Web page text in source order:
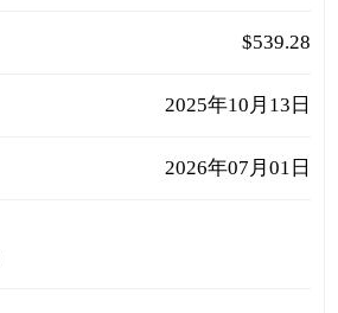
$539.28
2025年10月13日
2026年07月01日